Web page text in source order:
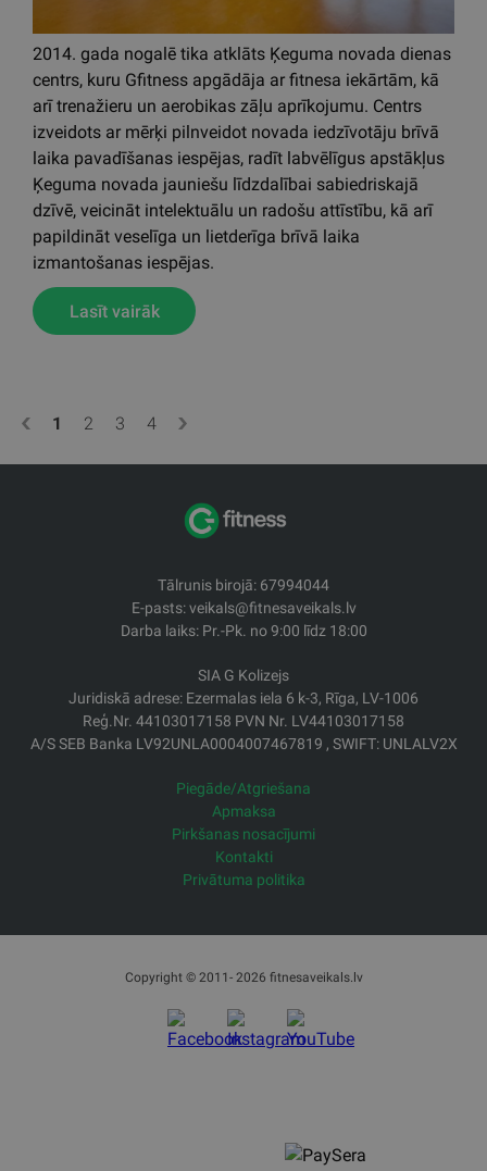
2017.gadā Rīgas 84.vidusskolas telpās tika
labiekārtota trenažieru zāle vidusskolēniem.
Lasīt vairāk
Ķeguma novada dienas
centrs
2014. gada nogalē tika atklāts Ķeguma novada dienas
centrs, kuru Gfitness apgādāja ar fitnesa iekārtām, kā
arī trenažieru un aerobikas zāļu aprīkojumu. Centrs
laika pavadīšanas iespējas, radīt labvēlīgus apstākļus
Ķeguma novada jauniešu līdzdalībai sabiedriskajā
dzīvē, veicināt intelektuālu un radošu attīstību, kā arī
izmantošanas iespējas.
Darba laiks: Pr.-Pk. no 9:00 līdz 18:00